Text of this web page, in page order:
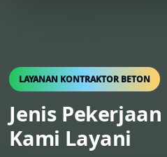
LAYANAN KONTRAKTOR BETON
Jenis
Kami Layani